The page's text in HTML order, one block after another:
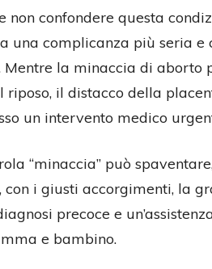
non confondere questa
una complicanza più seria e
Mentre la minaccia di aborto
riposo, il distacco della
un intervento medico
“minaccia” può
con i giusti accorgimenti, la
precoce e
e bambino.